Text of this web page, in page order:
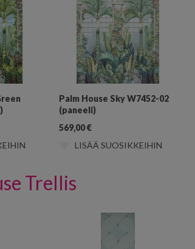
Palm House Sky W7452-02
(paneeli)
569,00€
LISÄÄ SUOSIKKEIHIN
Trellis